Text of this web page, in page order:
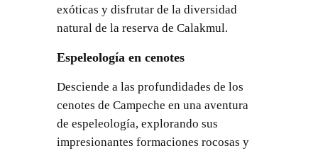
exóticas y disfrutar de la diversidad
natural de la reserva de Calakmul.
Espeleología en cenotes
Desciende a las profundidades de los
cenotes de Campeche en una aventura
de espeleología, explorando sus
impresionantes formaciones rocosas y